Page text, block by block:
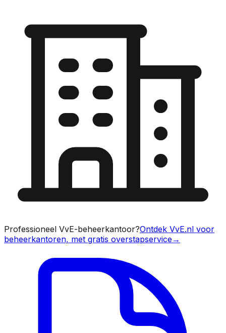
Professioneel VvE-beheerkantoor?Ontdek VvE.nl voor
beheerkantoren, met gratis overstapservice→